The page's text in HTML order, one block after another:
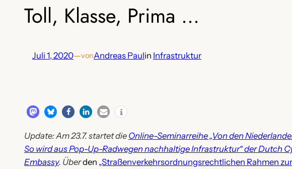
Toll, Klasse, Prima …
Juli 1, 2020—vonAndreas Paulin Infrastruktur
Update: Am 23.7. startet die Online-Seminarreihe „Von den
So wird aus Pop-Up-Radwegen nachhaltige Infrastruktur“ der Dutch
Embassy. Überden „Straßenverkehrsordnungsrechtlichen Rahmen zur